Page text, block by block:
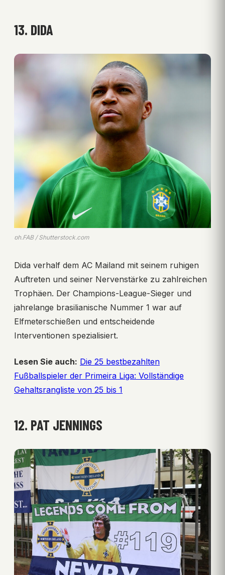
13. DIDA
ph.FAB / Shutterstock.com
Dida verhalf dem AC Mailand mit seinem ruhigen
Auftreten und seiner Nervenstärke zu zahlreichen
Trophäen. Der Champions-League-Sieger und
jahrelange brasilianische Nummer 1 war auf
Elfmeterschießen und entscheidende
Interventionen spezialisiert.
Lesen Sie auch: Die 25 bestbezahlten
Fußballspieler der Primeira Liga: Vollständige
Gehaltsrangliste von 25 bis 1
12. PAT JENNINGS